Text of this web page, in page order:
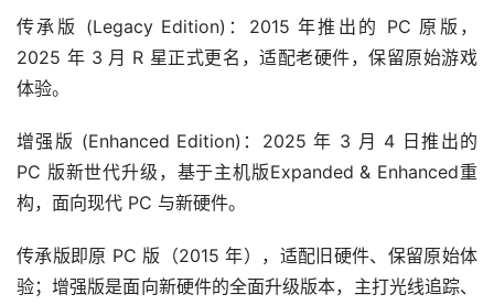
传承版 (Legacy Edition)：2015 年推出的 PC 原版，
2025 年 3 月 R 星正式更名，适配老硬件，保留原始游戏
体验。
增强版 (Enhanced Edition)：2025 年 3 月 4 日推出的
PC 版新世代升级，基于主机版Expanded & Enhanced重
构，面向现代 PC 与新硬件。
传承版即原 PC 版（2015 年），适配旧硬件、保留原始体
验；增强版是面向新硬件的全面升级版本，主打光线追踪、